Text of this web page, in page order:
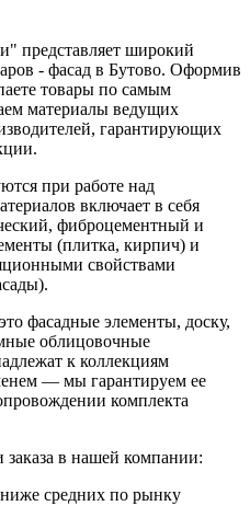
представляет широкий
- фасад в Бутово. Оформив
товары по самым
материалы ведущих
гарантирующих
при работе над
включает в себя
фиброцементный и
(плитка, кирпич) и
свойствами
фасадные элементы, доску,
облицовочные
к коллекциям
— мы гарантируем ее
комплекта
в нашей компании:
средних по рынку